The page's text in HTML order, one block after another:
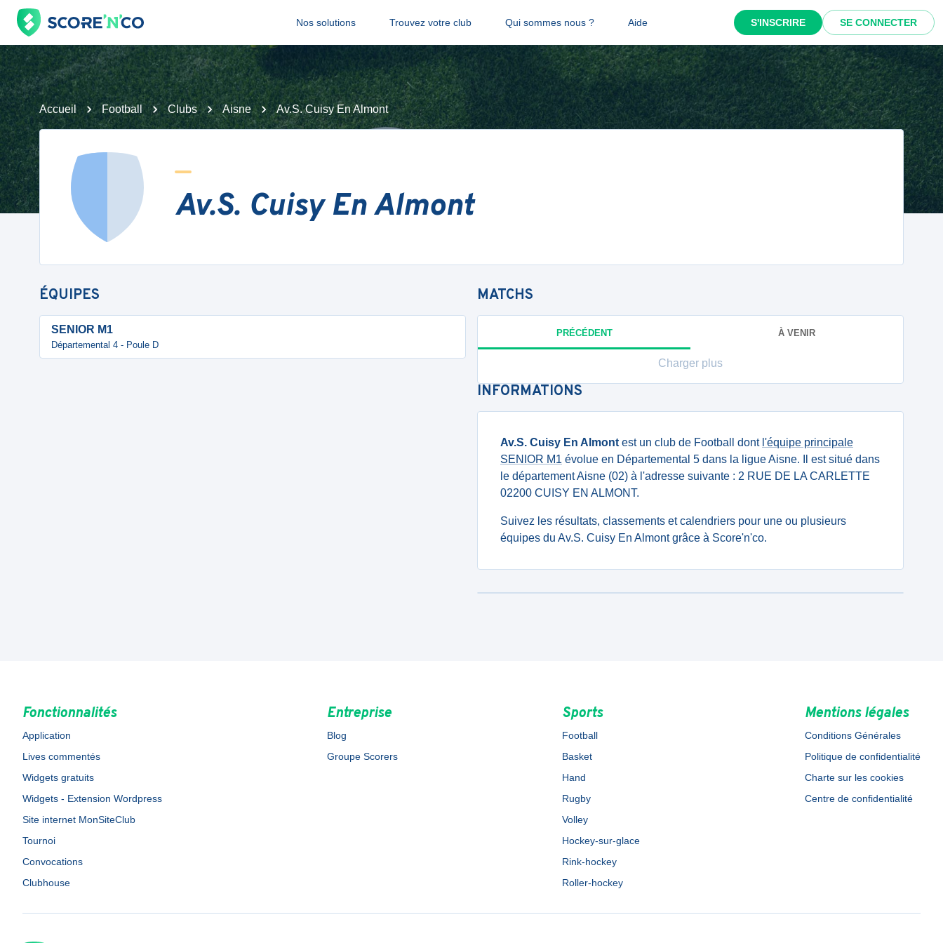
Nos solutions Trouvez votre club Qui sommes nous ? Aide S'INSCRIRE SE CONNECTER
Accueil Football Clubs Aisne Av.S. Cuisy En Almont
Av.S. Cuisy En Almont
ÉQUIPES
SENIOR M1
Départemental 4 - Poule D
MATCHS
PRÉCÉDENT À VENIR
Charger plus
INFORMATIONS
Av.S. Cuisy En Almont est un club de Football dont l'équipe principale
SENIOR M1 évolue en Départemental 5 dans la ligue Aisne. Il est situé dans
le département Aisne (02) à l'adresse suivante : 2 RUE DE LA CARLETTE
02200 CUISY EN ALMONT.
Suivez les résultats, classements et calendriers pour une ou plusieurs
équipes du Av.S. Cuisy En Almont grâce à Score'n'co.
Fonctionnalités
Application
Lives commentés
Widgets gratuits
Widgets - Extension Wordpress
Site internet MonSiteClub
Tournoi
Convocations
Clubhouse
Entreprise
Blog
Groupe Scorers
Sports
Football
Basket
Hand
Rugby
Volley
Hockey-sur-glace
Rink-hockey
Roller-hockey
Mentions légales
Conditions Générales
Politique de confidentialité
Charte sur les cookies
Centre de confidentialité